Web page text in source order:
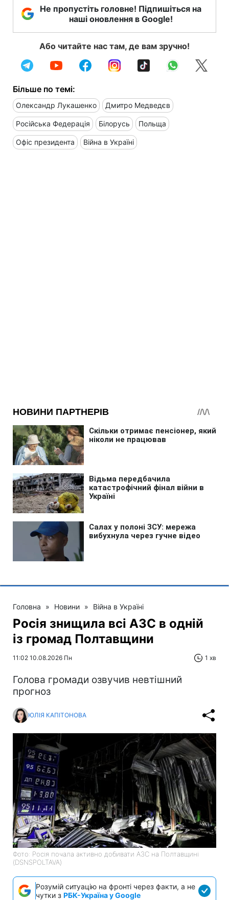
Не пропустіть головне! Підпишіться на
наші оновлення в Google!
Або читайте нас там, де вам зручно!
Більше по темі:
Олександр Лукашенко Дмитро Медведєв
Російська Федерація Білорусь Польща
Офіс президента Війна в Україні
Головна » Новини » Війна в Україні
Росія знищила всі АЗС в одній
із громад Полтавщини
11:02 10.08.2026 Пн 1 хв
Голова громади озвучив невтішний
прогноз
ЮЛІЯ КАПІТОНОВА
Фото: Росія почала активно добивати АЗС на Полтавщині
(DSNSPOLTAVA)
Розумій ситуацію на фронті через факти, а не
чутки з РБК-Україна у Google